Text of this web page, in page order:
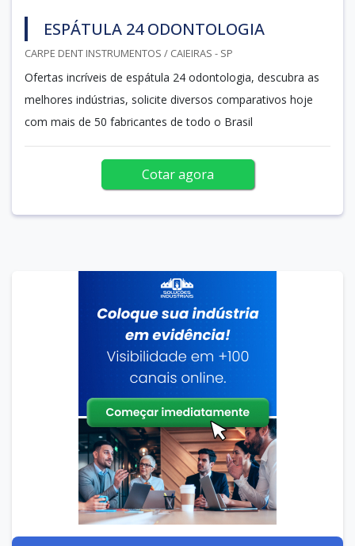
ESPÁTULA 24 ODONTOLOGIA
CARPE DENT INSTRUMENTOS / CAIEIRAS - SP
Ofertas incríveis de espátula 24 odontologia, descubra as
melhores indústrias, solicite diversos comparativos hoje
com mais de 50 fabricantes de todo o Brasil
Cotar agora